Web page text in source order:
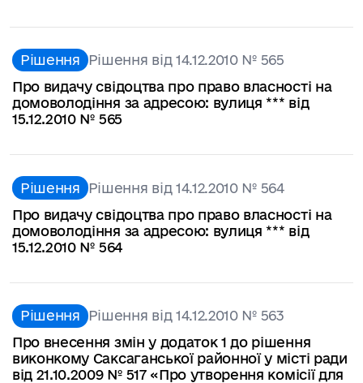
Рішення Рішення від 14.12.2010 № 565
Про видачу свідоцтва про право власності на
домоволодіння за адресою: вулиця *** від
15.12.2010 № 565
Рішення Рішення від 14.12.2010 № 564
Про видачу свідоцтва про право власності на
домоволодіння за адресою: вулиця *** від
15.12.2010 № 564
Рішення Рішення від 14.12.2010 № 563
Про внесення змін у додаток 1 до рішення
виконкому Саксаганської районної у місті ради
від 21.10.2009 № 517 «Про утворення комісії для